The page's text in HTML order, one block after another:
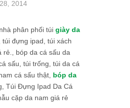
2014
phân phối túi giày da
túi đựng ipad, túi xách
rẻ., bóp da cá sấu da
sấu, túi trống, túi da cá
cá sấu thật, bóp da
Túi Đựng Ipad Da Cá
cặp da nam giá rẻ